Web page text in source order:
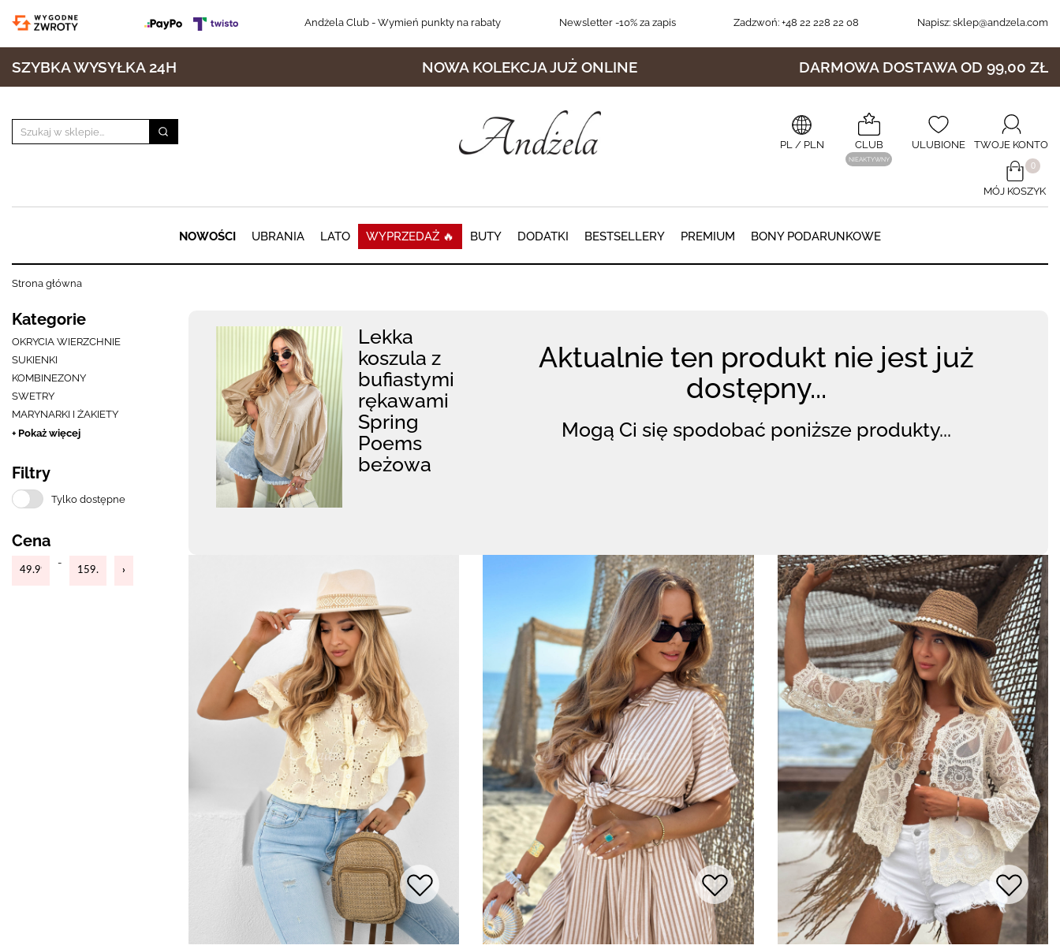
Andżela Club- Wymień punkty na rabaty Newsletter-10% za zapis Zadzwoń: +48 22 228 22 08 Napisz: sklep@andzela.com
SZYBKA WYSYŁKA 24H NOWA KOLEKCJA JUŻ ONLINE DARMOWA DOSTAWA OD 99,00 ZŁ
PL/ PLN CLUB
NIEAKTYWNY
ULUBIONE TWOJE KONTO
​0
MÓJ KOSZYK
NOWOŚCI UBRANIA LATO WYPRZEDAŻ 🔥 BUTY DODATKI BESTSELLERY PREMIUM BONY PODARUNKOWE
Strona główna
Kategorie
OKRYCIA WIERZCHNIE
SUKIENKI
KOMBINEZONY
SWETRY
MARYNARKI I ŻAKIETY
+ Pokaż więcej
Filtry
Tylko dostępne
Cena
-
Lekka
koszula z
bufiastymi
rękawami
Spring
Poems
beżowa
Aktualnie ten produkt nie jest już
dostępny...
Mogą Ci się spodobać poniższe produkty...